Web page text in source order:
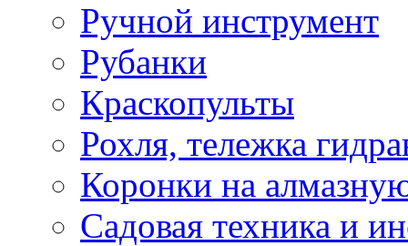
Ручной инструмент
Рубанки
Краскопульты
Рохля, тележка
Коронки на
Садовая техника и